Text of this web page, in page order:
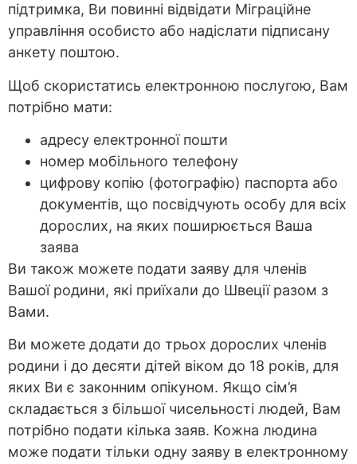
підтримка, Ви повинні відвідати Міграційне
управління особисто або надіслати підписану
анкету поштою.
Щоб скористатись електронною послугою, Вам
потрібно мати:
адресу електронної пошти
номер мобільного телефону
цифрову копію (фотографію) паспорта або
документів, що посвідчують особу для всіх
дорослих, на яких поширюється Ваша
заява
Ви також можете подати заяву для членів
Вашої родини, які приїхали до Швеції разом з
Вами.
Ви можете додати до трьох дорослих членів
родини і до десяти дітей віком до 18 років, для
яких Ви є законним опікуном. Якщо сім’я
складається з більшої чисельності людей, Вам
потрібно подати кілька заяв. Кожна людина
може подати тільки одну заяву в електронному